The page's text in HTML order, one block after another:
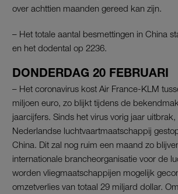
over achttien maanden gereed kan zijn.
– Het totale aantal besmettingen in China
en het dodental op 2236.
DONDERDAG 20 FEBRUARI
– Het coronavirus kost Air France-KLM
miljoen euro, zo blijkt tijdens de
jaarcijfers. Sinds het virus vorig jaar
Nederlandse luchtvaartmaatschappij
China. Dit zal nog ruim een maand zo
internationale brancheorganisatie voor de
worden vliegmaatschappijen mogelijk
omzetverlies van totaal 29 miljard dollar.